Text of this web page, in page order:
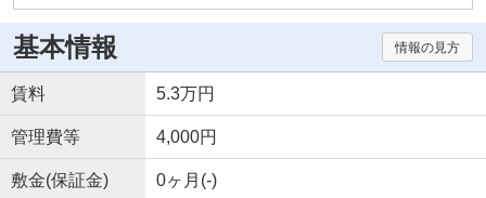
基本情報 情報の見方
賃料 5.3万円
管理費等 4,000円
敷金(保証金) 0ヶ月(-)